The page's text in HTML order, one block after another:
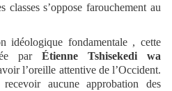
classes s’oppose farouchement au
idéologique fondamentale , cette
par Étienne Tshisekedi wa
l’oreille attentive de l’Occident.
aucune approbation des